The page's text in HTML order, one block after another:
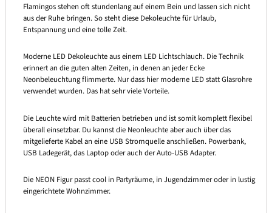
Flamingos stehen oft stundenlang auf einem Bein und lassen sich nicht
aus der Ruhe bringen. So steht diese Dekoleuchte für Urlaub,
Entspannung und eine tolle Zeit.
Moderne LED Dekoleuchte aus einem LED Lichtschlauch. Die Technik
erinnert an die guten alten Zeiten, in denen an jeder Ecke
Neonbeleuchtung flimmerte. Nur dass hier moderne LED statt Glasrohre
verwendet wurden. Das hat sehr viele Vorteile.
Die Leuchte wird mit Batterien betrieben und ist somit komplett flexibel
überall einsetzbar. Du kannst die Neonleuchte aber auch über das
mitgelieferte Kabel an eine USB Stromquelle anschließen. Powerbank,
USB Ladegerät, das Laptop oder auch der Auto-USB Adapter.
Die NEON Figur passt cool in Partyräume, in Jugendzimmer oder in lustig
eingerichtete Wohnzimmer.